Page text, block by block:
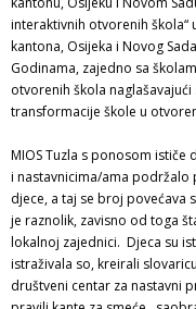
interaktivnih otvorenih škola“
kantona, Osijeka i Novog
Godinama, zajedno sa
otvorenih škola
transformacije škole u
MIOS Tuzla s ponosom
i nastavnicima/ama podržalo
djece, a taj se broj povećava
je raznolik, zavisno od toga
lokalnoj zajednici. Djeca su
istraživala so, kreirali
društveni centar za nastavni